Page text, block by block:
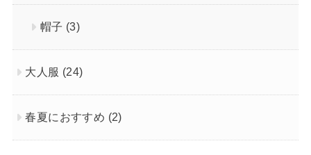
帽子 (3)
大人服 (24)
春夏におすすめ (2)